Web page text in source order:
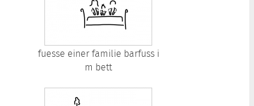
fuesse einer familie barfuss i
m bett